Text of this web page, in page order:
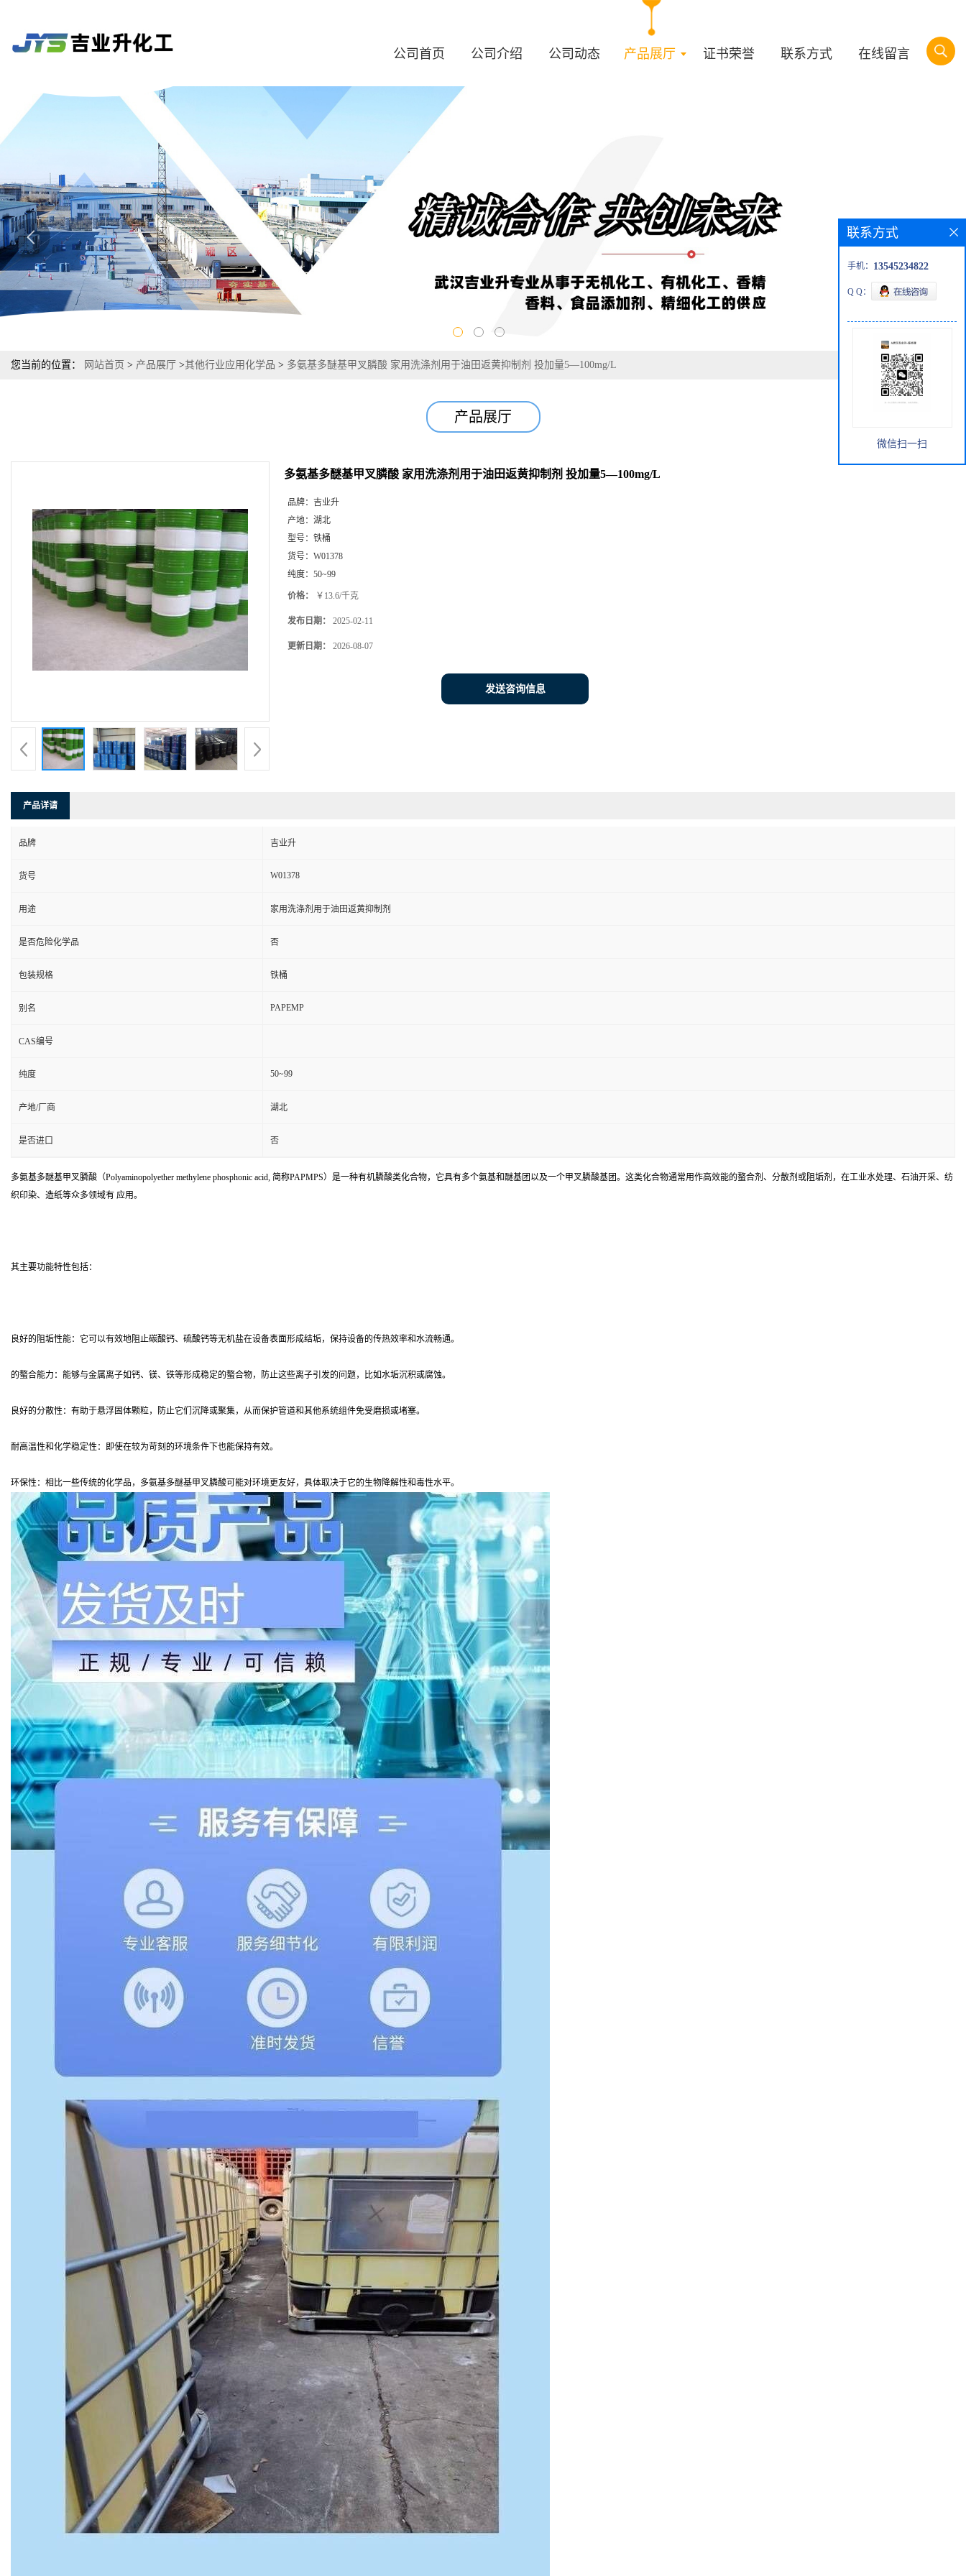
公司首页 公司介绍 公司动态 产品展厅 证书荣誉 联系方式 在线留言
您当前的位置： 网站首页 > 产品展厅 >其他行业应用化学品 > 多氨基多醚基甲叉膦酸 家用洗涤剂用于油田返黄抑制剂 投加量5—100mg/L
产品展厅
多氨基多醚基甲叉膦酸 家用洗涤剂用于油田返黄抑制剂 投加量5—100mg/L
品牌： 吉业升
产地： 湖北
型号： 铁桶
货号： W01378
纯度： 50~99
价格： ￥13.6/千克
发布日期： 2025-02-11
更新日期： 2026-08-07
发送咨询信息
产品详请
品牌 吉业升
货号 W01378
用途 家用洗涤剂用于油田返黄抑制剂
是否危险化学品 否
包装规格 铁桶
别名 PAPEMP
CAS编号
纯度 50~99
产地/厂商 湖北
是否进口 否
多氨基多醚基甲叉膦酸（Polyaminopolyether methylene phosphonic acid, 简称PAPMPS）是一种有机膦酸类化合物，它具有多个氨基和醚基团以及一个甲叉膦酸基团。这类化合物通常用作高效能的螯合剂、分散剂或阻垢剂，在工业水处理、石油开采、纺
织印染、造纸等众多领域有 应用。
其主要功能特性包括：
良好的阻垢性能：它可以有效地阻止碳酸钙、硫酸钙等无机盐在设备表面形成结垢，保持设备的传热效率和水流畅通。
的螯合能力：能够与金属离子如钙、镁、铁等形成稳定的螯合物，防止这些离子引发的问题，比如水垢沉积或腐蚀。
良好的分散性：有助于悬浮固体颗粒，防止它们沉降或聚集，从而保护管道和其他系统组件免受磨损或堵塞。
耐高温性和化学稳定性：即使在较为苛刻的环境条件下也能保持有效。
环保性：相比一些传统的化学品，多氨基多醚基甲叉膦酸可能对环境更友好，具体取决于它的生物降解性和毒性水平。
联系方式
手机： 13545234822
Q Q：
微信扫一扫